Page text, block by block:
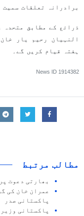
برادرانہ تعلقات
ذرائع کے مطابق
النہیان رحیم یار
ہفتہ قیام کریں گے۔
News ID 1914382
مطالب مرتبط
بھارتی دعوت
عمران خان کی
پاکستانی صدر
پاکستانی